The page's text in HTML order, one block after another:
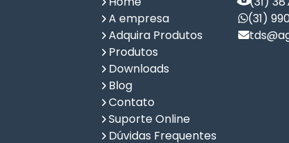
Gerenciamento de Fazendas
Gerenciamento Rural
Planilha Formulação de Ração Vacas Leiteiras
Software de Gestão de Propriedade Rural
Software para Agricultura
A empresa
Adquira Produtos
Produtos
Downloads
Blog
Contato
Suporte Online
Dúvidas Frequentes
(31)